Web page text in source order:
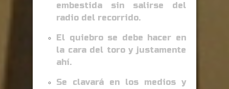
embestida sin salirse del
radio del recorrido.
El quiebro se debe hacer en
la cara del toro y justamente
ahí.
Se clavará en los medios y